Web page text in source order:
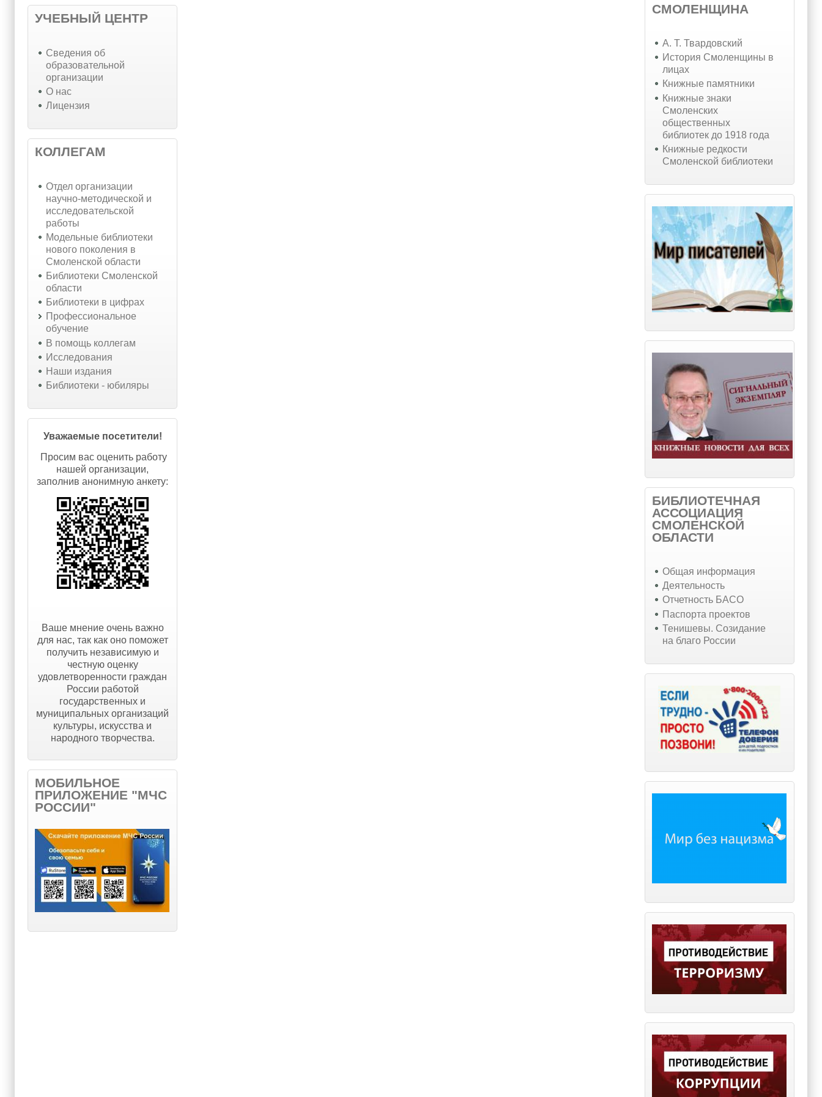
УЧЕБНЫЙ ЦЕНТР
Cведения об
образовательной
организации
О нас
Лицензия
КОЛЛЕГАМ
Отдел организации
научно-методической и
исследовательской
работы
Модельные библиотеки
нового поколения в
Смоленской области
Библиотеки Смоленской
области
Библиотеки в цифрах
Профессиональное
обучение
В помощь коллегам
Исследования
Наши издания
Библиотеки - юбиляры
Уважаемые посетители!
Просим вас оценить работу
нашей организации,
заполнив анонимную анкету:
Ваше мнение очень важно
для нас, так как оно поможет
получить независимую и
честную оценку
удовлетворенности граждан
России работой
государственных и
муниципальных организаций
культуры, искусства и
народного творчества.
МОБИЛЬНОЕ
ПРИЛОЖЕНИЕ "МЧС
РОССИИ"
СМОЛЕНЩИНА
А. Т. Твардовский
История Смоленщины в
лицах
Книжные памятники
Книжные знаки
Смоленских
общественных
библиотек до 1918 года
Книжные редкости
Смоленской библиотеки
БИБЛИОТЕЧНАЯ
АССОЦИАЦИЯ
СМОЛЕНСКОЙ
ОБЛАСТИ
Общая информация
Деятельность
Отчетность БАСО
Паспорта проектов
Тенишевы. Созидание
на благо России